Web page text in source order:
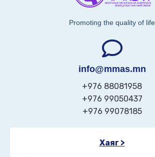
Promoting the quality of life
info@mmas.mn
+976 88081958
+976 99050437
+976 99078185
Хаяг >